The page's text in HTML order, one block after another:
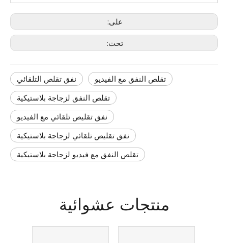
على:
تحت:
نفق تقلص التلقائي
تقلص النفق مع الفيديو
تقلص النفق لزجاجة بلاستيكية
نفق تقليص تلقائي مع الفيديو
نفق تقليص تلقائي لزجاجة بلاستيكية
تقلص النفق مع فيديو لزجاجة بلاستيكية
منتجات عشوائية